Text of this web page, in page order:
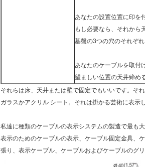
あなたの設置位置に印を
もし必要なら、それから
基盤の3つの穴のそれぞれ
あなたのケーブルを取付
望ましい位置の天井締め
それらは床、天井または壁で固定でもいいです。そ
ガラスかアクリル シート。それは掛かる芸術に表示
私達に種類のケーブルの表示システムの製造で最も
表示のためのケーブルの表示、ケーブル固定金具、
張り、表示ケーブル、ケーブルおよびケーブルのグリ